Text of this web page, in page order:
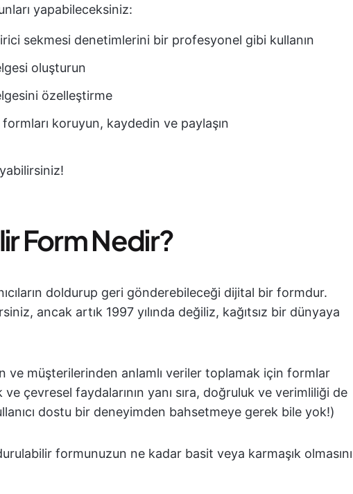
yapabileceksiniz:
sekmesi denetimlerini bir profesyonel gibi kullanın
oluşturun
özelleştirme
koruyun, kaydedin ve paylaşın
Form Nedir?
doldurup geri gönderebileceği dijital bir formdur.
ancak artık 1997 yılında değiliz, kağıtsız bir dünyaya
ve müşterilerinden anlamlı veriler toplamak için formlar
çevresel faydalarının yanı sıra, doğruluk ve verimliliği de
dostu bir deneyimden bahsetmeye gerek bile yok!)
formunuzun ne kadar basit veya karmaşık olmasını